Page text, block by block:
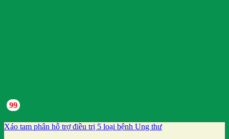
99
Xáo tam phân hỗ trợ điều trị 5 loại bệnh Ung thư